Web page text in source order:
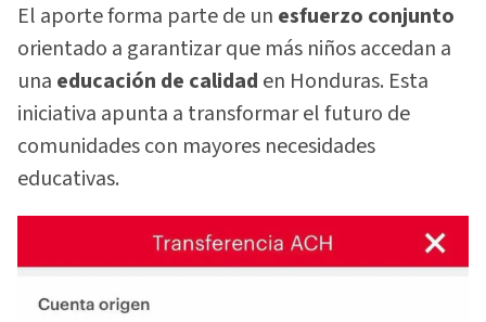
El aporte forma parte de un esfuerzo conjunto
orientado a garantizar que más niños accedan a
una educación de calidad en Honduras. Esta
iniciativa apunta a transformar el futuro de
comunidades con mayores necesidades
educativas.